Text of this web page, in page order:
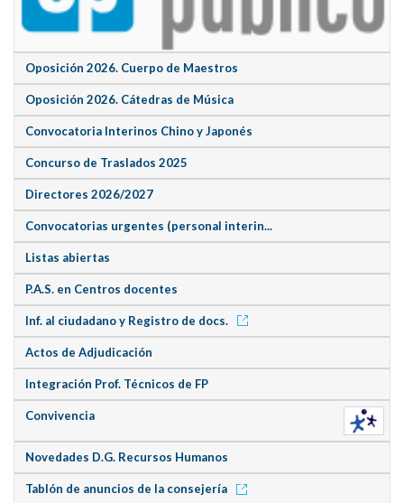
Oposición 2026. Cuerpo de Maestros
Oposición 2026. Cátedras de Música
Convocatoria Interinos Chino y Japonés
Concurso de Traslados 2025
Directores 2026/2027
Convocatorias urgentes (personal interin...
Listas abiertas
P.A.S. en Centros docentes
Inf. al ciudadano y Registro de docs.
Actos de Adjudicación
Integración Prof. Técnicos de FP
Convivencia
Novedades D.G. Recursos Humanos
Tablón de anuncios de la consejería